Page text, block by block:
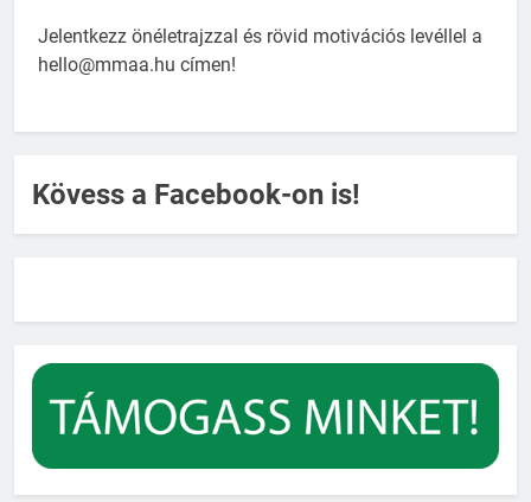
Jelentkezz önéletrajzzal és rövid motivációs levéllel a
hello@mmaa.hu címen!
Kövess a Facebook-on is!